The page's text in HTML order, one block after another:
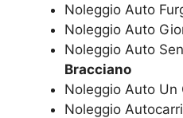
Noleggio Auto
Noleggio Auto
Noleggio Auto
Bracciano
Noleggio Auto Un
Noleggio Autocarri